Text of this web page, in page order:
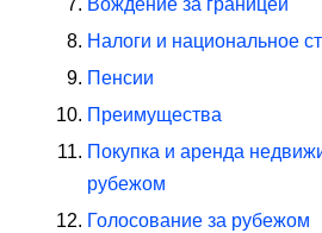
Вождение за границей
Налоги и национальное
Пенсии
Преимущества
Покупка и аренда
рубежом
Голосование за рубежом